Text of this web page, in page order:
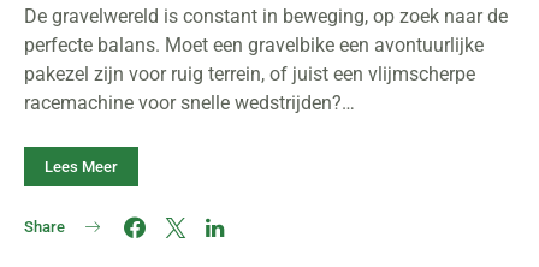
De gravelwereld is constant in beweging, op zoek naar de
perfecte balans. Moet een gravelbike een avontuurlijke
pakezel zijn voor ruig terrein, of juist een vlijmscherpe
racemachine voor snelle wedstrijden?…
Lees Meer
Share